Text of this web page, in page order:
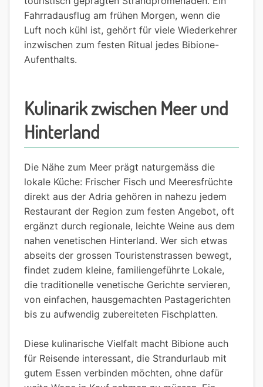
Fahrradausflug am frühen Morgen, wenn die
Luft noch kühl ist, gehört für viele Wiederkehrer
inzwischen zum festen Ritual jedes Bibione-
Aufenthalts.
Kulinarik zwischen Meer und
Hinterland
Die Nähe zum Meer prägt naturgemäss die
lokale Küche: Frischer Fisch und Meeresfrüchte
direkt aus der Adria gehören in nahezu jedem
Restaurant der Region zum festen Angebot, oft
ergänzt durch regionale, leichte Weine aus dem
nahen venetischen Hinterland. Wer sich etwas
abseits der grossen Touristenstrassen bewegt,
findet zudem kleine, familiengeführte Lokale,
die traditionelle venetische Gerichte servieren,
von einfachen, hausgemachten Pastagerichten
bis zu aufwendig zubereiteten Fischplatten.
Diese kulinarische Vielfalt macht Bibione auch
für Reisende interessant, die Strandurlaub mit
gutem Essen verbinden möchten, ohne dafür